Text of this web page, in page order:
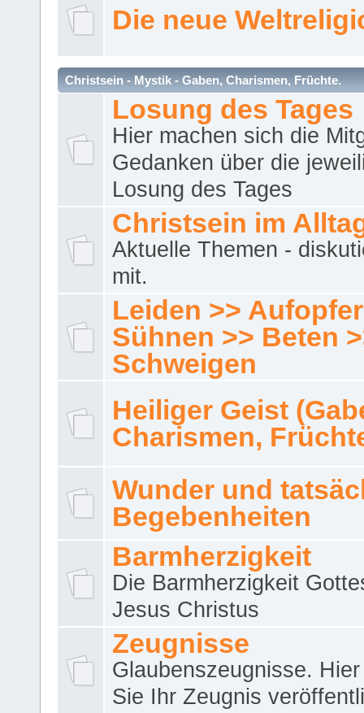
Die neue
Christsein - Mystik - Gaben, Charismen, Früchte.
Losung des Tages
Hier machen sich die
Gedanken über die
Losung des Tages
Christsein im
Aktuelle Themen -
mit.
Leiden >>
Sühnen >> Beten
Schweigen
Heiliger Geist
Charismen,
Wunder und
Begebenheiten
Barmherzigkeit
Die Barmherzigkeit
Jesus Christus
Zeugnisse
Glaubenszeugnisse.
Sie Ihr Zeugnis